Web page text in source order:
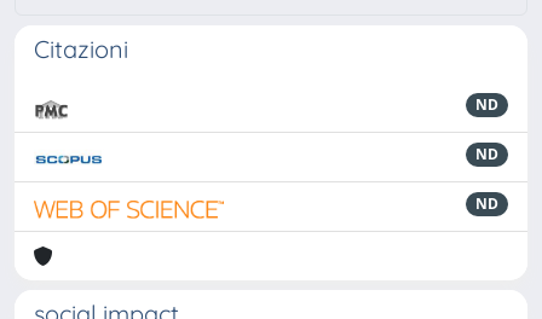
Citazioni
ND
ND
ND